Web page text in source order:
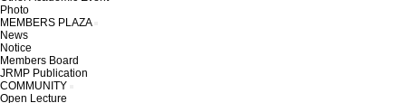
Photo
MEMBERS PLAZA
News
Notice
Members Board
JRMP Publication
COMMUNITY
Open Lecture